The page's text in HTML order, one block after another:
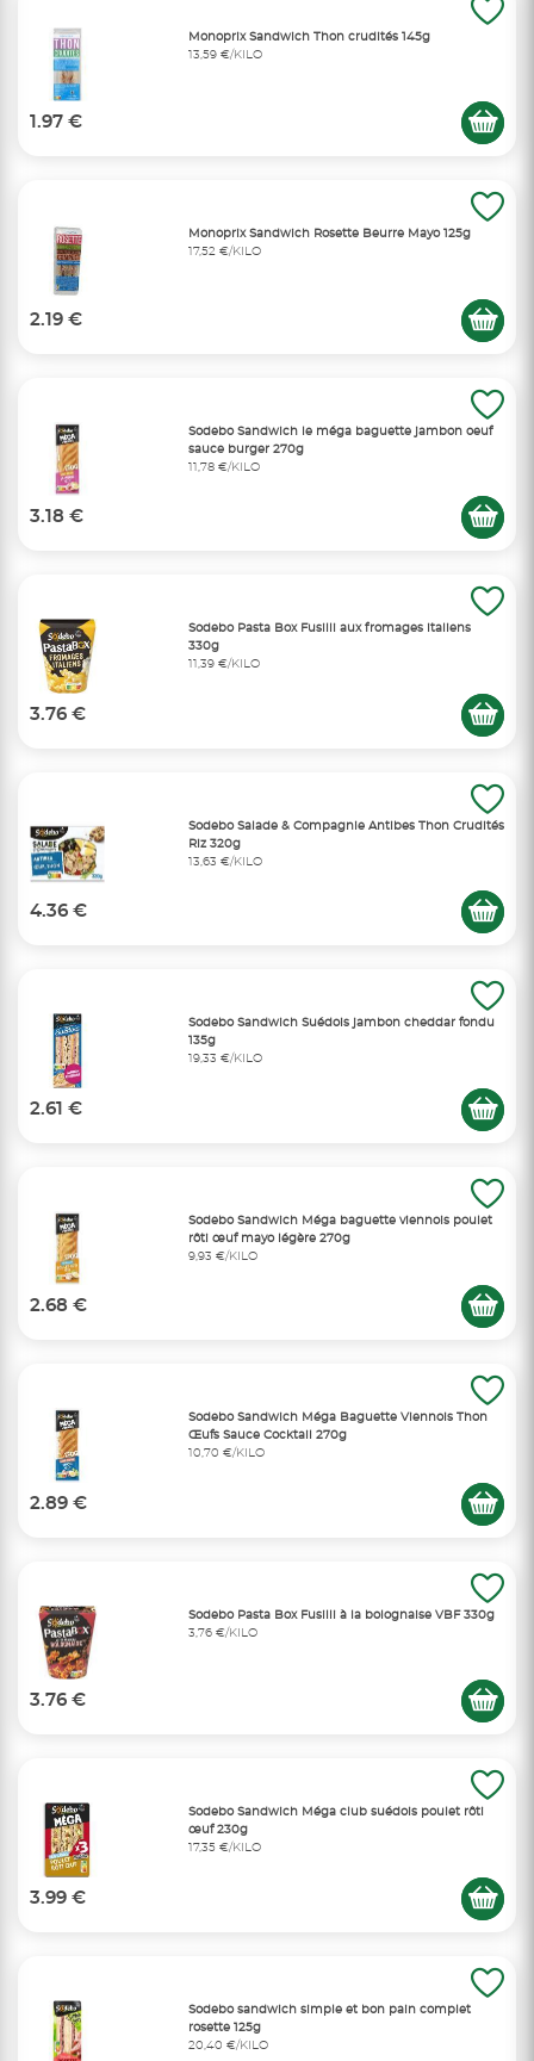
Monoprix Sandwich Thon crudités 145g
13,59 €/KILO
1.97 €
Monoprix Sandwich Rosette Beurre Mayo 125g
17,52 €/KILO
2.19 €
Sodebo Sandwich le méga baguette jambon oeuf
sauce burger 270g
11,78 €/KILO
3.18 €
Sodebo Pasta Box Fusilli aux fromages italiens
330g
11,39 €/KILO
3.76 €
Sodebo Salade & Compagnie Antibes Thon Crudités
Riz 320g
13,63 €/KILO
4.36 €
Sodebo Sandwich Suédois jambon cheddar fondu
135g
19,33 €/KILO
2.61 €
Sodebo Sandwich Méga baguette viennois poulet
rôti œuf mayo légère 270g
9,93 €/KILO
2.68 €
Sodebo Sandwich Méga Baguette Viennois Thon
Œufs Sauce Cocktail 270g
10,70 €/KILO
2.89 €
Sodebo Pasta Box Fusilli à la bolognaise VBF 330g
3,76 €/KILO
3.76 €
Sodebo Sandwich Méga club suédois poulet rôti
œuf 230g
17,35 €/KILO
3.99 €
Sodebo sandwich simple et bon pain complet
rosette 125g
20,40 €/KILO